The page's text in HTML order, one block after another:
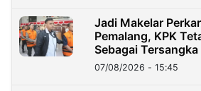
Jadi Makelar
Pemalang, KPK
Sebagai Tersangka
07/08/2026 - 15:45